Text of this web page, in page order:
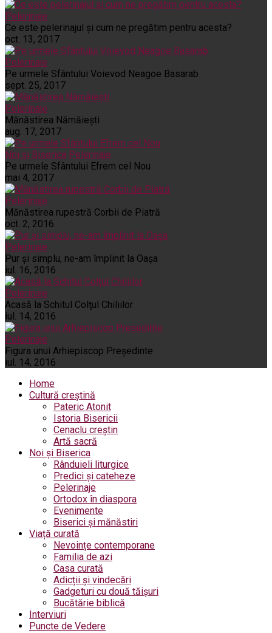
Pelerinaje
Ce este pelerinajul şi cum ne pregătim pentru acesta?
oct. 13, 2017
Pelerinaje
Pe urmele Sfântului Voievod Neagoe Basarab
sept. 25, 2017
Pelerinaje
Mănăstirea Nămăiești
aug. 17, 2017
Noi și Biserica Pelerinaje
Pe urmele Sfântului Efrem cel Nou
mai 4, 2017
Pelerinaje
Mănăstirea rupestră Corbii de Piatră
oct. 2, 2016
Pelerinaje
Pur şi simplu, ne-am împlinit la Oaşa
iul. 16, 2016
Pelerinaje
Acasă la Schitul Colţul Chiliilor
iul. 14, 2016
Pelerinaje
Figura unui Arhiepiscop Preşedinte
iul. 14, 2016
Home
Cultură creștină
Pateric Atonit
Istoria Bisericii
Cenaclu creștin
Artă sacră
Noi și Biserica
Rânduieli liturgice
Predici și cateheze
Pelerinaje
Ortodox în diaspora
Evenimente
Biserici și mănăstiri
Viață curată
Nevoințe contemporane
Familia de azi
Casa curată
Adicții și vindecări
Gadgeturi cu două tăișuri
Bucătărie biblică
Interviuri
Puncte de Vedere